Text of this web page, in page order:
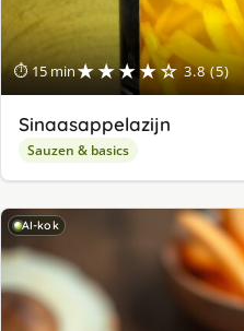
⏱ 15 min★★★★☆ 3.8 (5)
Sinaasappelazijn
Sauzen & basics
AI-kok